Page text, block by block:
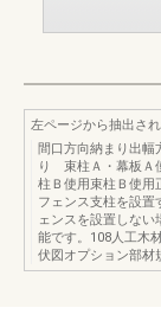
左ページから抽出さ
間口方向納まり出幅
り 束柱Ａ・幕板Ａ
柱Ｂ使用束柱Ｂ使用
フェンス支柱を設置
ェンスを設置しな
能です。108人工木
伏図オプション部材